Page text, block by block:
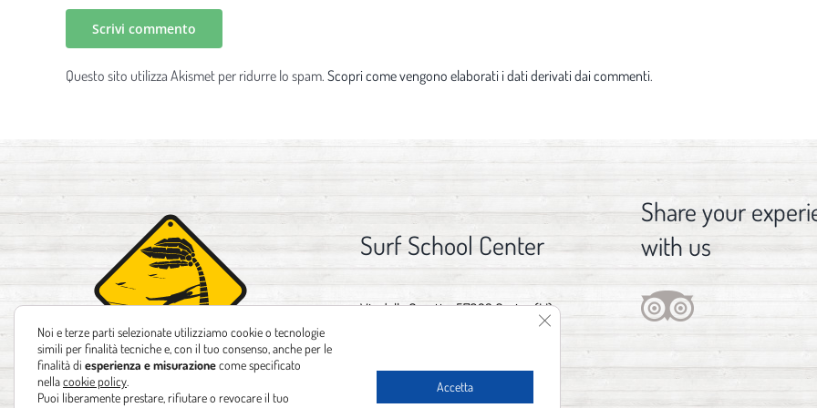
Questo sito utilizza Akismet per ridurre lo spam. Scopri come vengono elaborati i dati derivati dai commenti.
Surf School Center
Via delle Gorette, 57023 Cecina (LI)
Email:info@spot1.it
Share your
with us
Noi e terze parti selezionate utilizziamo cookie o tecnologie
simili per finalità tecniche e, con il tuo consenso, anche per le
finalità di esperienza e misurazionecome specificato
nellacookie policy
Puoi liberamente prestare, rifiutare o revocare il tuo
Accetta
Close GDPR Cookie Banner